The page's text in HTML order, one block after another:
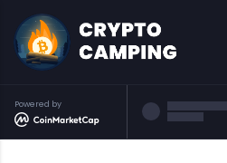
Powered by